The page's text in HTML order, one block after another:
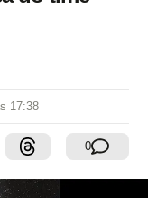
17:38
0